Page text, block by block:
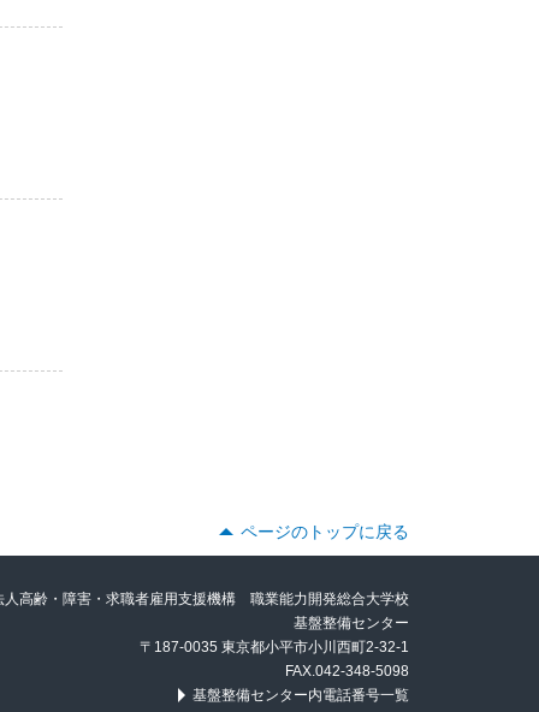
ページのトップに戻る
人高齢・障害・求職者雇用支援機構 職業能力開発総合大学校
基盤整備センター
〒187-0035 東京都小平市小川西町2-32-1
FAX.042-348-5098
基盤整備センター内電話番号一覧